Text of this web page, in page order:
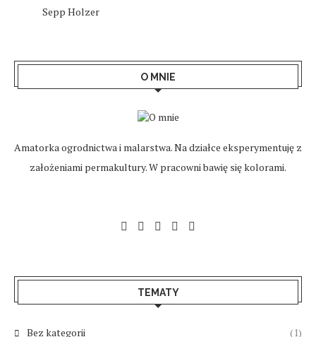
Sepp Holzer
O MNIE
Amatorka ogrodnictwa i malarstwa. Na działce eksperymentuję z
założeniami permakultury. W pracowni bawię się kolorami.
TEMATY
Bez kategorii (1)